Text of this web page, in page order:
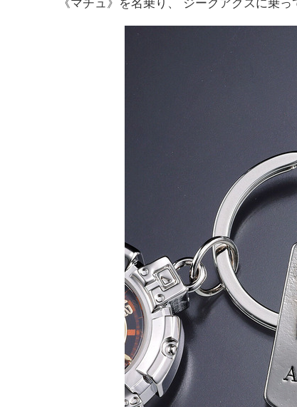
《マチュ》を名乗り、 ジークアクスに乗